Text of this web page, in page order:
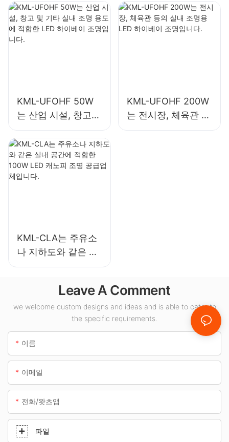
및 기타 실내 조명 용
도에 적합합니다.
등의 실내 조명에 사
용됩니다.
KML-UFOHF 50W
는 산업 시설, 창고
및 기타 실내 조명 용
도에 적합한 LED 하
이베이 조명입니다.
KML-UFOHF 200W
는 전시장, 체육관 등
의 실내 조명용 LED
KML-CLA는 주유소
나 지하도와 같은 실
내 공간에 적합한
조명 공급업체입니
다.
Leave A Comment
we welcome custom designs and ideas and is able to cater to
the specific requirements.
이름
이메일
전화/왓츠앱
파일